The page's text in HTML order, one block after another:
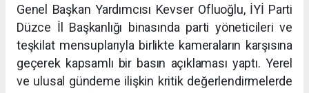
Genel Başkan Yardımcısı Kevser Ofluoğlu, İYİ Parti
Düzce İl Başkanlığı binasında parti yöneticileri ve
teşkilat mensuplarıyla birlikte kameraların karşısına
geçerek kapsamlı bir basın açıklaması yaptı. Yerel
ve ulusal gündeme ilişkin kritik değerlendirmelerde